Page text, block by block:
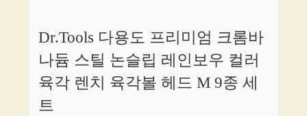
Dr.Tools 다용도 프리미엄 크롬바
나듐 스틸 논슬립 레인보우 컬러
육각 렌치 육각볼 헤드 M 9종 세
트